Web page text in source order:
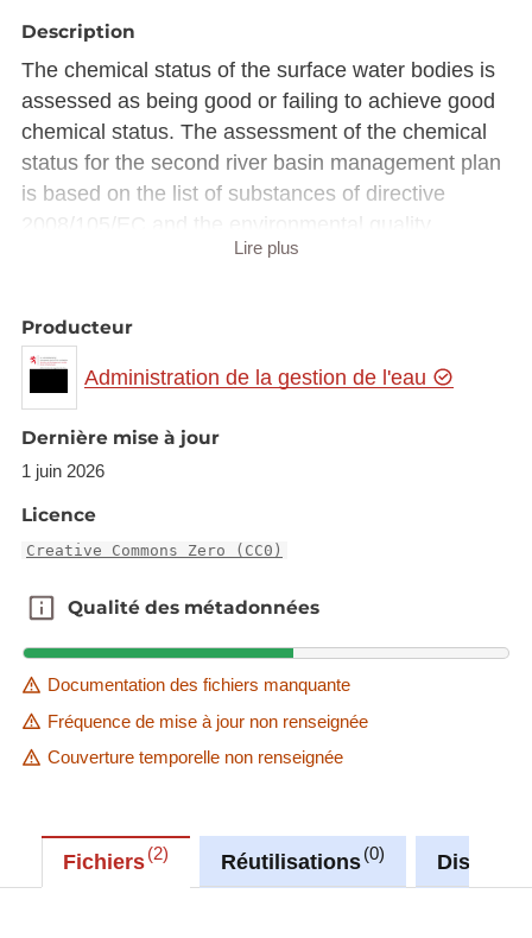
Description
The chemical status of the surface water bodies is
assessed as being good or failing to achieve good
chemical status. The assessment of the chemical
status for the second river basin management plan
is based on the list of substances of directive
2008/105/EC and the environmental quality
standards established by the new directive
Description copied from
catalog.inspire.geoportail.lu.
Lire plus
Producteur
Administration de la gestion de l'eau
Dernière mise à jour
1 juin 2026
Licence
Creative Commons Zero (CC0)
Qualité des métadonnées
Qualité des métadonnées
Documentation des fichiers manquante
Fréquence de mise à jour non renseignée
Couverture temporelle non renseignée
Fichiers 2 Réutilisations 0